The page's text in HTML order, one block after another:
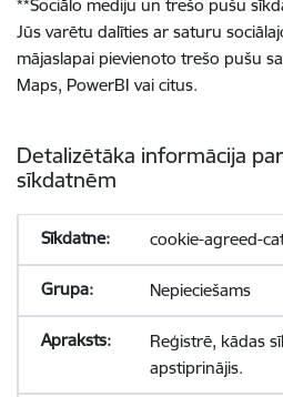
**Sociālo mediju un trešo pušu
Jūs varētu dalīties ar saturu
mājaslapai pievienoto trešo pušu
Maps, PowerBI vai citus.
Detalizētāka informācija
sīkdatnēm
cookie-agreed-
Nepieciešams
Reģistrē, kādas
apstiprinājis.